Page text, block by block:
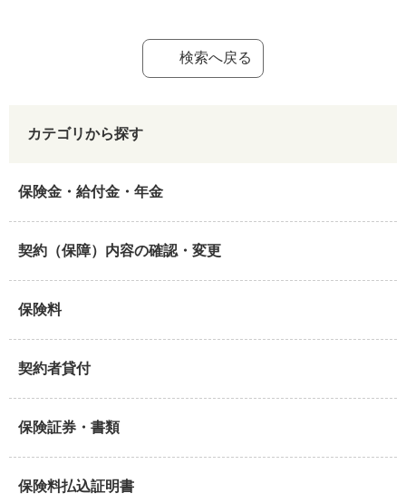
検索へ戻る
カテゴリから探す
保険金・給付金・年金
契約（保障）内容の確認・変更
保険料
契約者貸付
保険証券・書類
保険料払込証明書